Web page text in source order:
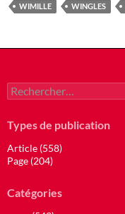
WIMILLE
WINGLES
Rechercher :
Types de publication
Article (558)
Page (204)
Catégories